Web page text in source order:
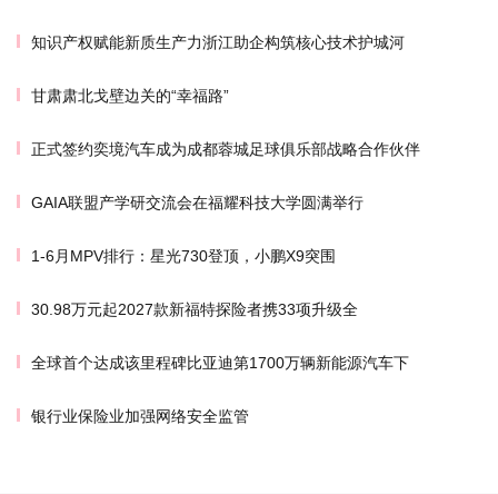
知识产权赋能新质生产力浙江助企构筑核心技术护城河
甘肃肃北戈壁边关的“幸福路”
正式签约奕境汽车成为成都蓉城足球俱乐部战略合作伙伴
GAIA联盟产学研交流会在福耀科技大学圆满举行
1-6月MPV排行：星光730登顶，小鹏X9突围
30.98万元起2027款新福特探险者携33项升级全
全球首个达成该里程碑比亚迪第1700万辆新能源汽车下
银行业保险业加强网络安全监管